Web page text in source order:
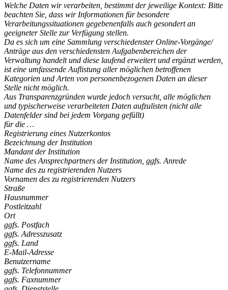
Welche Daten wir verarbeiten, bestimmt der jeweilige Kontext: Bitte
beachten Sie, dass wir Informationen für besondere
Verarbeitungssituationen gegebenenfalls auch gesondert an
geeigneter Stelle zur Verfügung stellen.
Da es sich um eine Sammlung verschiedenster Online-Vorgänge/
Anträge aus den verschiedensten Aufgabenbereichen der
Verwaltung handelt und diese laufend erweitert und ergänzt werden,
ist eine umfassende Auflistung aller möglichen betroffenen
Kategorien und Arten von personenbezogenen Daten an dieser
Stelle nicht möglich.
Aus Transparenzgründen wurde jedoch versucht, alle möglichen
und typischerweise verarbeiteten Daten aufzulisten (nicht alle
Datenfelder sind bei jedem Vorgang gefüllt)
für die …
Registrierung eines Nutzerkontos
Bezeichnung der Institution
Mandant der Institution
Name des Ansprechpartners der Institution, ggfs. Anrede
Name des zu registrierenden Nutzers
Vornamen des zu registrierenden Nutzers
Straße
Hausnummer
Postleitzahl
Ort
ggfs. Postfach
ggfs. Adresszusatz
ggfs. Land
E-Mail-Adresse
Benutzername
ggfs. Telefonnummer
ggfs. Faxnummer